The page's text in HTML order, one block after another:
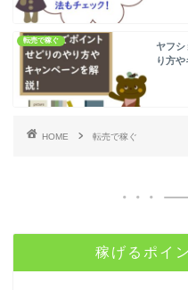
転売で稼ぐ
ヤフシ
り方や
HOME 転売で稼ぐ
稼げるポイ